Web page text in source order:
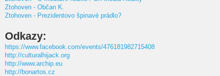
Ztohoven - Občan K.
Ztohoven - Prezidentovo špinavé prádlo?
Odkazy:
https://www.facebook.com/events/476181982715408
http://culturalhijack.org
http://www.archip.eu
http://bonartos.cz